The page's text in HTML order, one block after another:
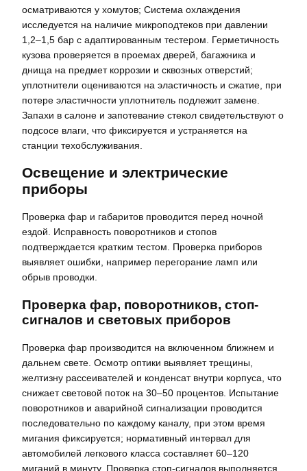
осматриваются у хомутов; Система охлаждения
исследуется на наличие микроподтеков при давлении
1,2–1,5 бар с адаптированным тестером. Герметичность
кузова проверяется в проемах дверей, багажника и
днища на предмет коррозии и сквозных отверстий;
уплотнители оцениваются на эластичность и сжатие, при
потере эластичности уплотнитель подлежит замене.
Запахи в салоне и запотевание стекол свидетельствуют о
подсосе влаги, что фиксируется и устраняется на
станции техобслуживания.
Освещение и электрические
приборы
Проверка фар и габаритов проводится перед ночной
ездой. Исправность поворотников и стопов
подтверждается кратким тестом. Проверка приборов
выявляет ошибки, например перегорание ламп или
обрыв проводки.
Проверка фар, поворотников, стоп-
сигналов и световых приборов
Проверка фар производится на включенном ближнем и
дальнем свете. Осмотр оптики выявляет трещины,
желтизну рассеивателей и конденсат внутри корпуса, что
снижает световой поток на 30–50 процентов. Испытание
поворотников и аварийной сигнализации проводится
последовательно по каждому каналу, при этом время
мигания фиксируется; нормативный интервал для
автомобилей легкового класса составляет 60–120
миганий в минуту. Проверка стоп-сигналов выполняется